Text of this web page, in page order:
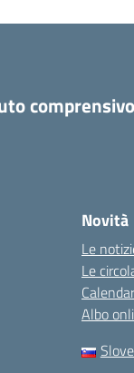
Novità
Le
Le
Albo